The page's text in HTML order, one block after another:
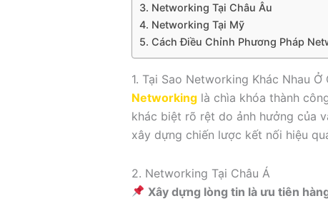
3. Networking Tại Châu Âu
4. Networking Tại Mỹ
5. Cách Điều Chỉnh Phương Pháp
1. Tại Sao Networking Khác Nhau Ở
Networking là chìa khóa thành
khác biệt rõ rệt do ảnh hưởng của
xây dựng chiến lược kết nối hiệu
2. Networking Tại Châu Á
Xây dựng lòng tin là ưu tiên